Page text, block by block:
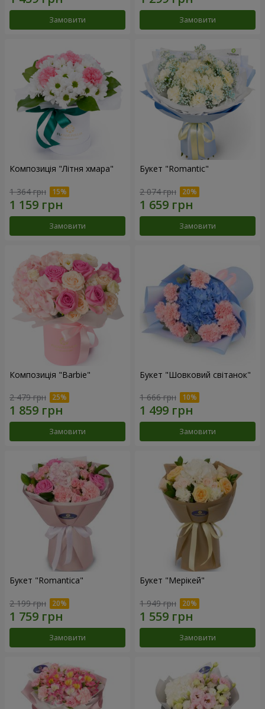
Замовити Замовити
Композиція "Літня хмара"
1 364 грн
Замовити
Букет "Romantic"
2 074 грн
Замовити
Композиція "Barbie"
2 479 грн
Замовити
Букет "Шовковий світанок"
1 666 грн
Замовити
Букет "Romantica"
2 199 грн
Замовити
Букет "Мерікей"
1 949 грн
Замовити